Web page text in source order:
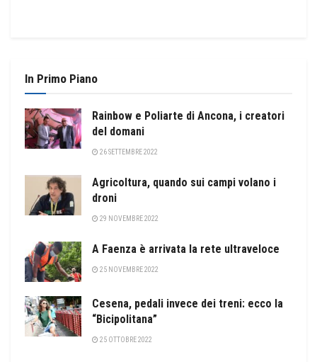
In Primo Piano
Rainbow e Poliarte di Ancona, i creatori
del domani
26 SETTEMBRE 2022
Agricoltura, quando sui campi volano i
droni
29 NOVEMBRE 2022
A Faenza è arrivata la rete ultraveloce
25 NOVEMBRE 2022
Cesena, pedali invece dei treni: ecco la
“Bicipolitana”
25 OTTOBRE 2022